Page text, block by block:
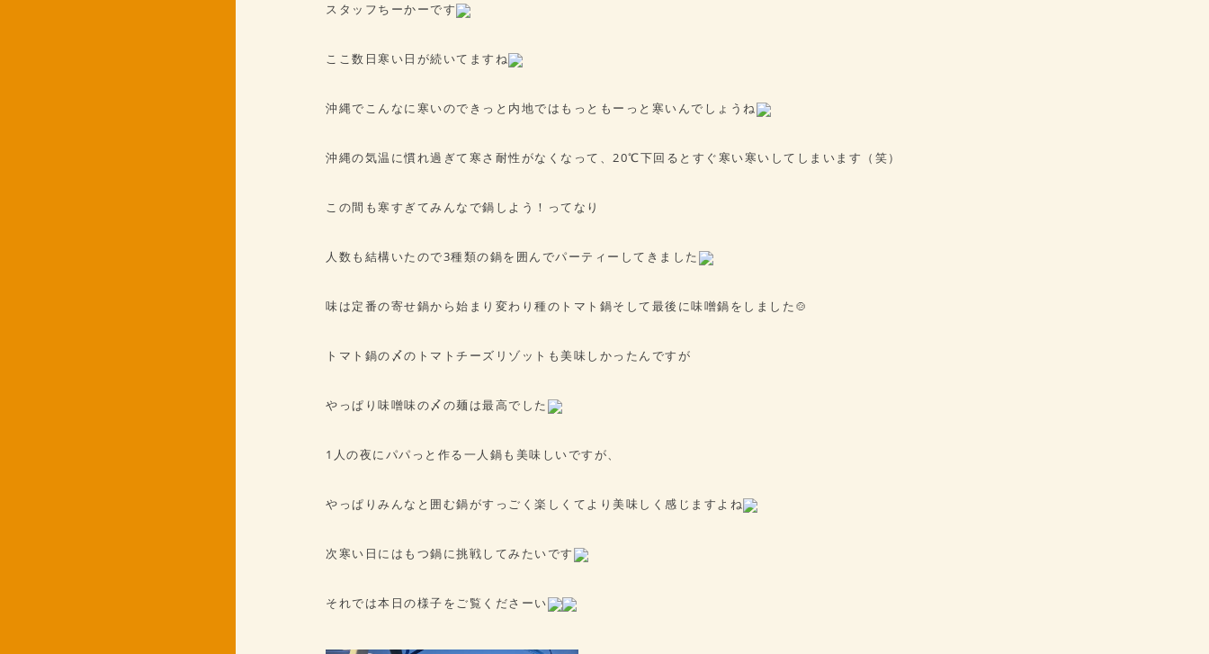
スタッフちーかーです
ここ数日寒い日が続いてますね
沖縄でこんなに寒いのできっと内地ではもっともーっと寒いんでしょうね
沖縄の気温に慣れ過ぎて寒さ耐性がなくなって、20℃下回るとすぐ寒い寒いしてしまいます（笑）
この間も寒すぎてみんなで鍋しよう！ってなり
人数も結構いたので3種類の鍋を囲んでパーティーしてきました
味は定番の寄せ鍋から始まり変わり種のトマト鍋そして最後に味噌鍋をしました🍲
トマト鍋の〆のトマトチーズリゾットも美味しかったんですが
やっぱり味噌味の〆の麺は最高でした
1人の夜にパパっと作る一人鍋も美味しいですが、
やっぱりみんなと囲む鍋がすっごく楽しくてより美味しく感じますよね
次寒い日にはもつ鍋に挑戦してみたいです
それでは本日の様子をご覧くださーい